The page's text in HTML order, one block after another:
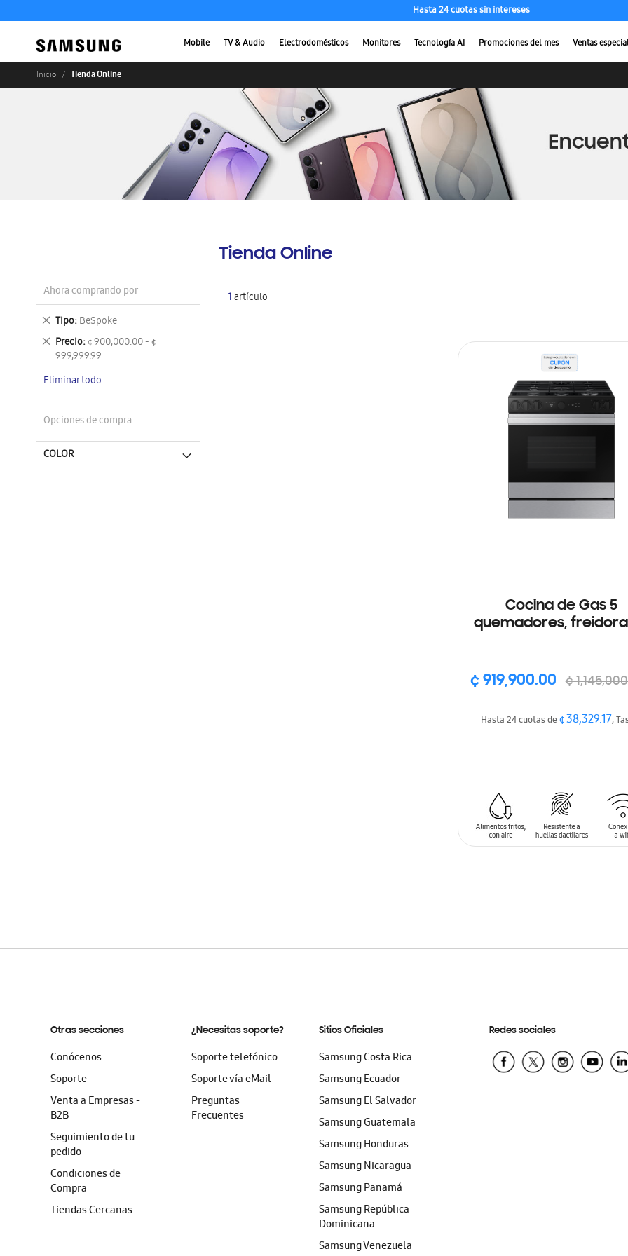
Hasta 24 cuotas sin intereses
Mobile TV & Audio Electrodomésticos Monitores Tecnología AI Promociones del mes Ventas
Inicio Tienda Online
Tienda Online
1artículo
Cocina de Gas 5
quemadores,
¢ 919,900.00 ¢
Hasta 24 cuotas de¢ 38,329.17,
Ahora comprando por
Tipo BeSpoke
Eliminar
este
artículo
Precio ¢ 900,000.00 - ¢
999,999.99
Eliminar
este
Eliminar todo
Opciones de compra
COLOR
Otras secciones
Conócenos
Soporte
Venta a Empresas -
B2B
Seguimiento de tu
pedido
Condiciones de
Compra
Tiendas Cercanas
¿Necesitas soporte?
Soporte telefónico
Soporte vía eMail
Preguntas
Frecuentes
Sitios Oficiales
Samsung Costa Rica
Samsung Ecuador
Samsung El Salvador
Samsung Guatemala
Samsung Honduras
Samsung Nicaragua
Samsung Panamá
Samsung República
Dominicana
Samsung Venezuela
Redes sociales